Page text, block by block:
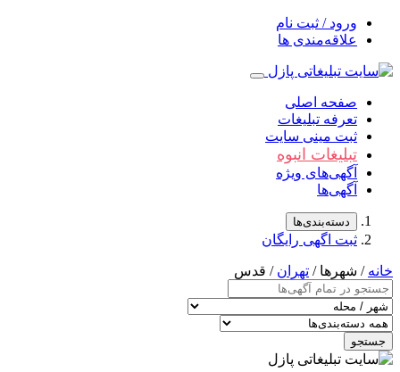
ورود / ثبت نام
علاقه‌مندی ها
صفحه اصلی
تعرفه تبلیغات
ثبت مینی سایت
تبلیغات انبوه
آگهی‌های ویژه
آگهی‌ها
دسته‌بندی‌ها
ثبت اگهی رایگان
خانه / شهرها / تهران / قدس
جستجو